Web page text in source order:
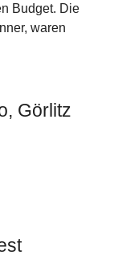
Budget. Die
waren
Görlitz